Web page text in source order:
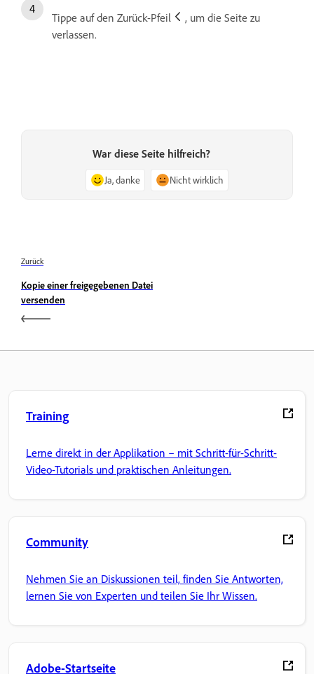
Tippe auf den Zurück-Pfeil
, um die Seite zu
verlassen.
War diese Seite hilfreich?
Ja, danke Nicht wirklich
Zurück
Kopie einer freigegebenen Datei
versenden
Training
Lerne direkt in der Applikation – mit Schritt-für-Schritt-
Video-Tutorials und praktischen Anleitungen.
Community
Nehmen Sie an Diskussionen teil, finden Sie Antworten,
lernen Sie von Experten und teilen Sie Ihr Wissen.
Adobe-Startseite